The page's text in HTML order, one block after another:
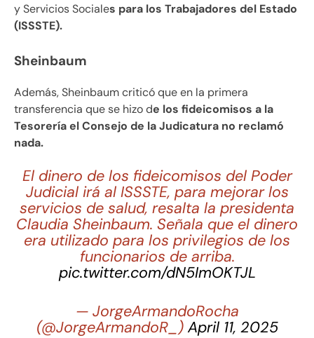
y Servicios Sociales para los Trabajadores del Estado
(ISSSTE).
Sheinbaum
Además, Sheinbaum criticó que en la primera
transferencia que se hizo de los fideicomisos a la
Tesorería el Consejo de la Judicatura no reclamó
nada.
El dinero de los fideicomisos del Poder
Judicial irá al ISSSTE, para mejorar los
servicios de salud, resalta la presidenta
Claudia Sheinbaum. Señala que el dinero
era utilizado para los privilegios de los
funcionarios de arriba.
pic.twitter.com/dN5ImOKTJL
— JorgeArmandoRocha
(@JorgeArmandoR_) April 11, 2025